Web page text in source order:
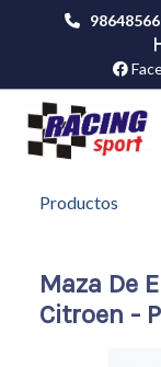
Productos
Maza De
Citroen -